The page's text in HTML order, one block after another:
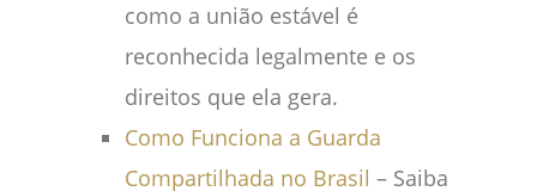
como a união estável é
reconhecida legalmente e os
direitos que ela gera.
Como Funciona a Guarda
Compartilhada no Brasil – Saiba